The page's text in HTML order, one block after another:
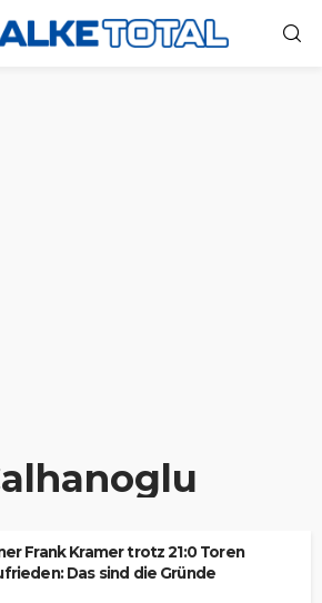
Frank Kramer trotz 21:0 Toren
Das sind die Gründe